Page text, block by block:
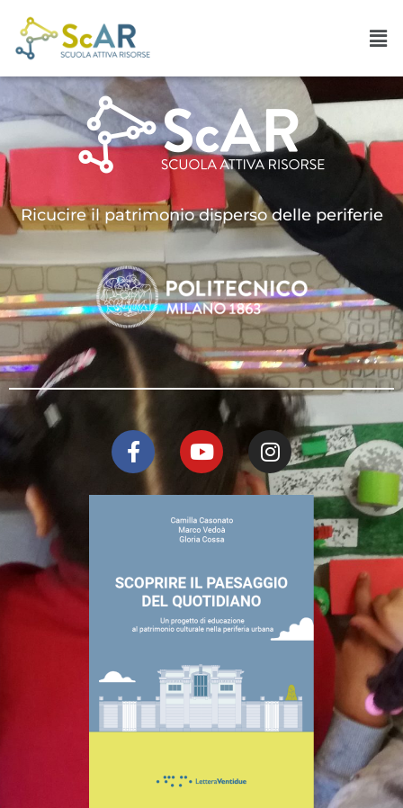
Ricucire il patrimonio disperso delle periferie